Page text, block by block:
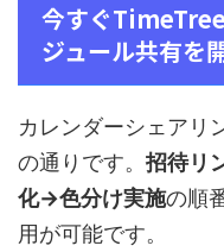
今すぐ
ジュール共有を
カレンダーシェアリ
の通りです。 招待リ
化→色分け実施の順
用が可能です。